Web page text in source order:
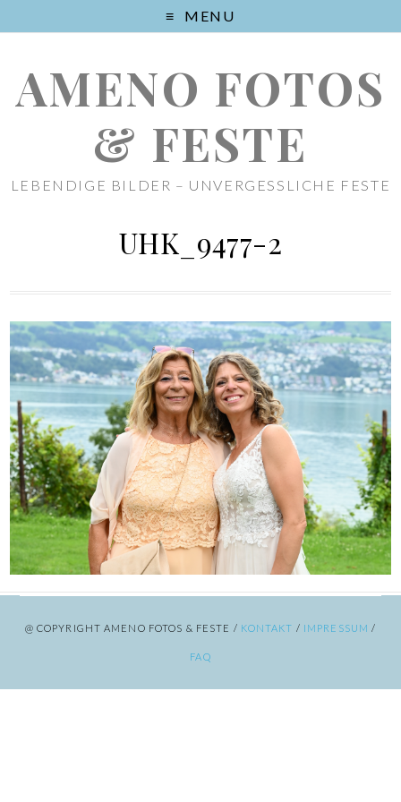
MENU
AMENO FOTOS
& FESTE
LEBENDIGE BILDER – UNVERGESSLICHE FESTE
UHK_9477-2
@ COPYRIGHT AMENO FOTOS & FESTE / KONTAKT / IMPRESSUM /
FAQ